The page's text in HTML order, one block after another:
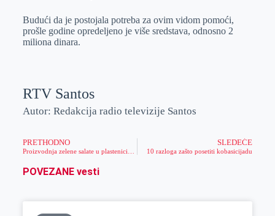
Budući da je postojala potreba za ovim vidom pomoći,
prošle godine opredeljeno je više sredstava, odnosno 2
miliona dinara.
RTV Santos
Autor: Redakcija radio televizije Santos
PRETHODNO SLEDEĆE
10 razloga zašto posetiti kobasicijadu
POVEZANE vesti